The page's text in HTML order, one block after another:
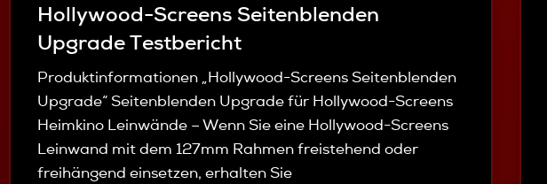
Hollywood-Screens Seitenblenden
Upgrade Testbericht
Produktinformationen „Hollywood-Screens Seitenblenden
Upgrade“ Seitenblenden Upgrade für Hollywood-Screens
Heimkino Leinwände – Wenn Sie eine Hollywood-Screens
Leinwand mit dem 127mm Rahmen freistehend oder
freihängend einsetzen, erhalten Sie